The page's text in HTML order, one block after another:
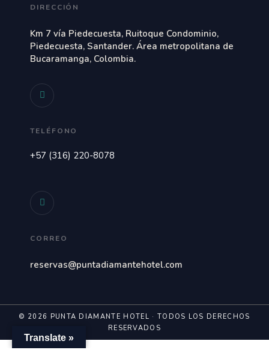
DIRECCIÓN
Km 7 vía Piedecuesta, Ruitoque Condominio,
Piedecuesta, Santander. Área metropolitana de
Bucaramanga, Colombia.
TELÉFONO
+57 (316) 220-8078
CORREO
reservas@puntadiamantehotel.com
© 2026 PUNTA DIAMANTE HOTEL · TODOS LOS DERECHOS
RESERVADOS
Translate »